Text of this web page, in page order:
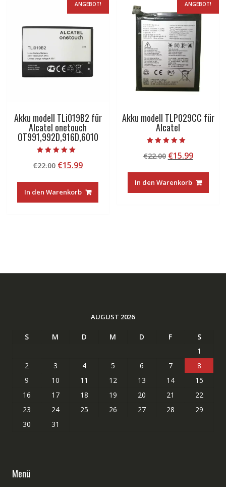
ANGEBOT!
Akku modell TLi019B2 für
Alcatel onetouch
OT991,992D,916D,6010
5.00
von 5
€22.00 Ursprünglicher
war:
€22.00
€15.99Aktueller
ist:
€15.99.
In den Warenkorb
ANGEBOT!
Akku modell TLP029CC für
Alcatel
5.00
von 5
€22.00 Ursprünglicher
war:
€22.00
€15.99
ist:
€15.99.
In den Warenkorb
AUGUST 2026
S M D M D F
S
1
2
3 4 5 6 7
8
9
10 11 12 13 14
15
16
17 18 19 20 21
22
23
24 25 26 27 28
29
30
31
Menü